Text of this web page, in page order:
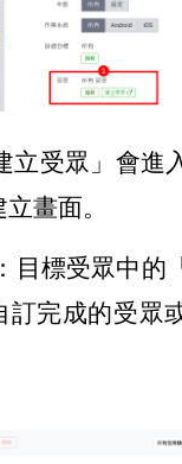
立受眾」會進
畫面。
目標受眾中的
訂完成的受眾